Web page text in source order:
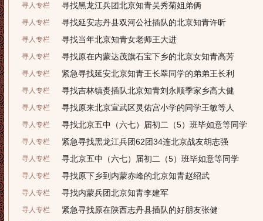
寻人专栏 寻找黑龙江兵团北京知青吴秀菊姐弟俩
寻人专栏 寻找延安志丹县双河公社插队的北京知青许昕
寻人专栏 寻找当年北京知青女老师王大进
寻人专栏 寻找原在内蒙达茂旗石宝下乡的北京女知青高芳
寻人专栏 紧急寻找延安北京知青王长翠同学的弟弟王长利
寻人专栏 寻找吉林镇赉插队北京知青刘永顺季家乡高大健
寻人专栏 寻找原来北京宣武区灵佑宫小学的同学王敏等人
寻人专栏 寻找北京五中（六七）届初二（5）班毕如意等同学
寻人专栏 紧急寻找黑龙江兵团62团34连北京战友胡志强
寻人专栏 寻北京五中（六七）届初二（5）班毕如意等同学
寻人专栏 寻找原下乡到内蒙赤峰的北京知青赵绍武
寻人专栏 寻找内蒙兵团北京知青李建军
寻人专栏 紧急寻找原在陕西志丹县插队的好朋友张健